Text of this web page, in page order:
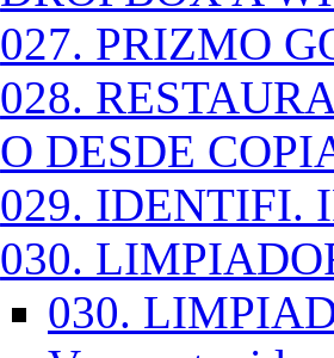
027. PRIZMO
028.
O DESDE
029. IDENTIFI.
030.
030.